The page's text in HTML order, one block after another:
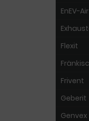
EnEV-Air
Flexit
Frivent
Geberit
Genvex